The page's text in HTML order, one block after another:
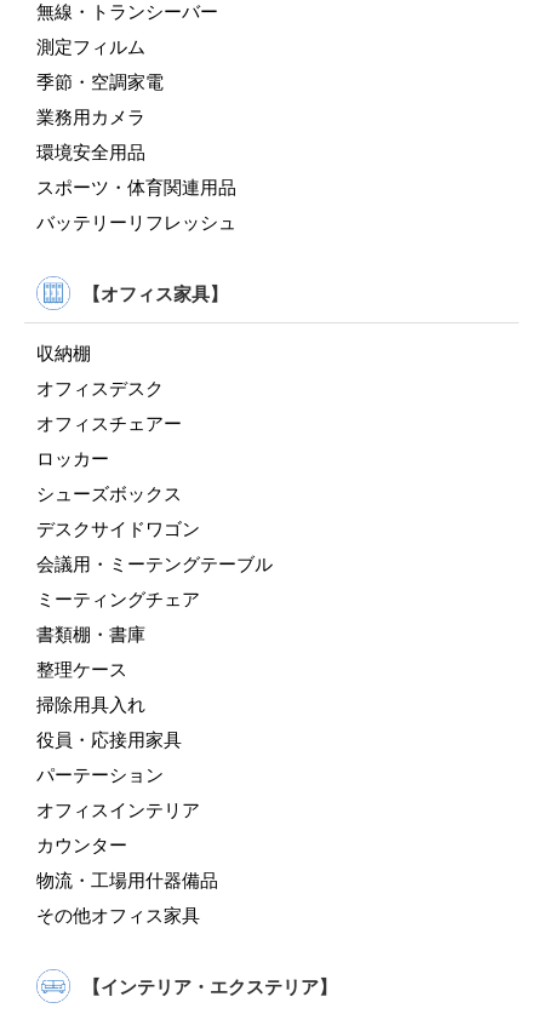
無線・トランシーバー
測定フィルム
季節・空調家電
業務用カメラ
環境安全用品
スポーツ・体育関連用品
バッテリーリフレッシュ
【オフィス家具】
収納棚
オフィスデスク
オフィスチェアー
ロッカー
シューズボックス
デスクサイドワゴン
会議用・ミーテングテーブル
ミーティングチェア
書類棚・書庫
整理ケース
掃除用具入れ
役員・応接用家具
パーテーション
オフィスインテリア
カウンター
物流・工場用什器備品
その他オフィス家具
【インテリア・エクステリア】